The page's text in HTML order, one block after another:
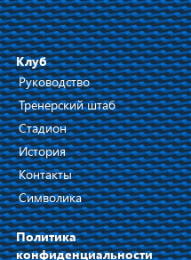
Клуб
Руководство
Тренерский штаб
Стадион
История
Контакты
Символика
Политика
конфиденциальности